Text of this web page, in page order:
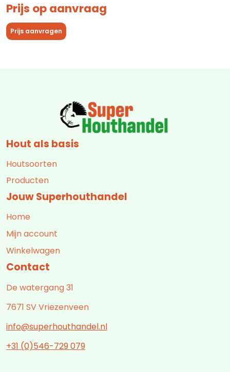
Prijs op aanvraag
Prijs aanvragen
Hout als basis
Houtsoorten
Producten
Jouw Superhouthandel
Home
Mijn account
Winkelwagen
Contact
De watergang 31
7671 SV Vriezenveen
info@superhouthandel.nl
+31 (0)546-729 079